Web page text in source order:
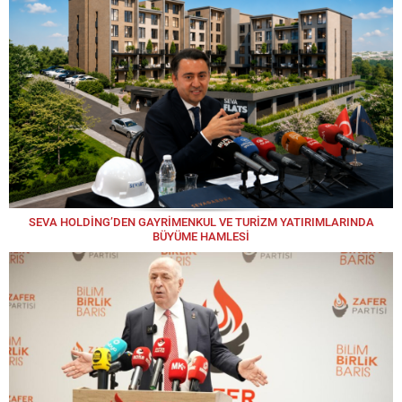
SEVA HOLDİNG’DEN GAYRİMENKUL VE TURİZM YATIRIMLARINDA
BÜYÜME HAMLESİ